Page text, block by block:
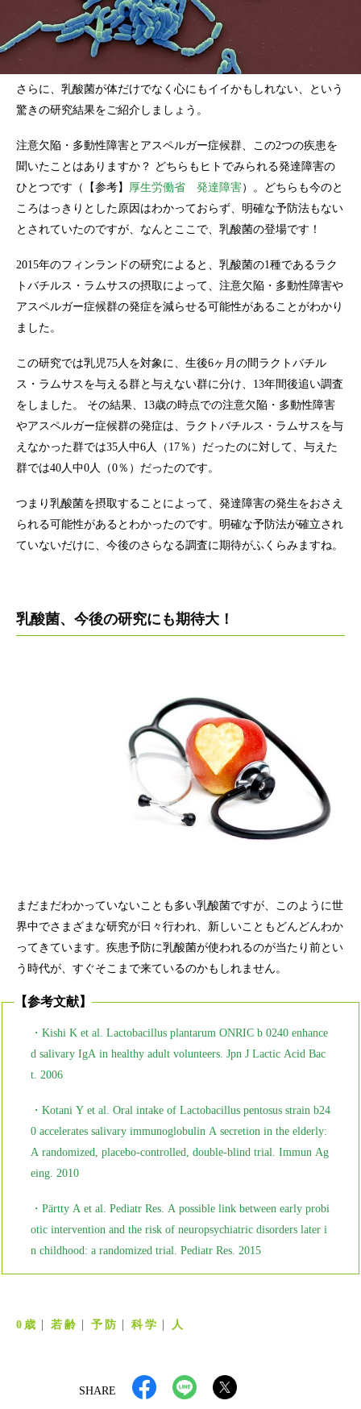
さらに、乳酸菌が体だけでなく心にもイイかもしれない、という
驚きの研究結果をご紹介しましょう。
注意欠陥・多動性障害とアスペルガー症候群、この2つの疾患を
聞いたことはありますか？ どちらもヒトでみられる発達障害の
ひとつです（【参考】 厚生労働省 発達障害）。どちらも今のと
ころはっきりとした原因はわかっておらず、明確な予防法もない
とされていたのですが、なんとここで、乳酸菌の登場です！
2015年のフィンランドの研究によると、乳酸菌の1種であるラク
トバチルス・ラムサスの摂取によって、注意欠陥・多動性障害や
アスペルガー症候群の発症を減らせる可能性があることがわかり
ました。
この研究では乳児75人を対象に、生後6ヶ月の間ラクトバチル
ス・ラムサスを与える群と与えない群に分け、13年間後追い調査
をしました。 その結果、13歳の時点での注意欠陥・多動性障害
やアスペルガー症候群の発症は、ラクトバチルス・ラムサスを与
えなかった群では35人中6人（17％）だったのに対して、与えた
群では40人中0人（0％）だったのです。
つまり乳酸菌を摂取することによって、発達障害の発生をおさえ
られる可能性があるとわかったのです。明確な予防法が確立され
ていないだけに、今後のさらなる調査に期待がふくらみますね。
乳酸菌、今後の研究にも期待大！
まだまだわかっていないことも多い乳酸菌ですが、このように世
界中でさまざまな研究が日々行われ、新しいこともどんどんわか
ってきています。疾患予防に乳酸菌が使われるのが当たり前とい
う時代が、すぐそこまで来ているのかもしれません。
【参考文献】
・Kishi K et al. Lactobacillus plantarum ONRIC b 0240 enhance
d salivary IgA in healthy adult volunteers. Jpn J Lactic Acid Bac
t. 2006
・Kotani Y et al. Oral intake of Lactobacillus pentosus strain b24
0 accelerates salivary immunoglobulin A secretion in the elderly:
A randomized, placebo-controlled, double-blind trial. Immun Ag
eing. 2010
・Pärtty A et al. Pediatr Res. A possible link between early probi
otic intervention and the risk of neuropsychiatric disorders later i
n childhood: a randomized trial. Pediatr Res. 2015
0歳 若齢 予防 科学 人
SHARE